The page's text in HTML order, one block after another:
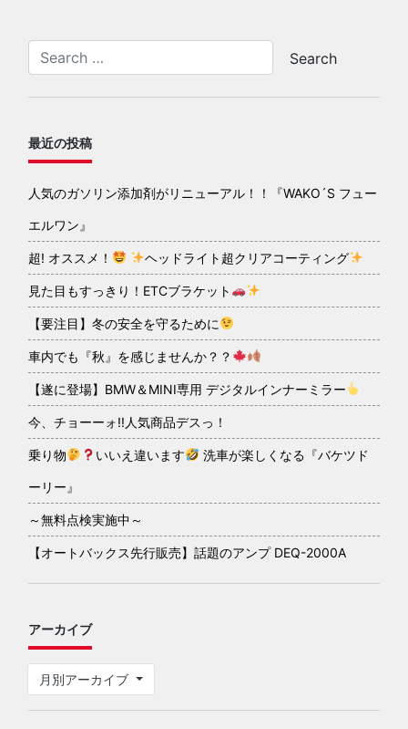
最近の投稿
人気のガソリン添加剤がリニューアル！！『WAKO´S フュー
エルワン』
超! オススメ！ ヘッドライト超クリアコーティング
見た目もすっきり！ETCブラケット
【要注目】冬の安全を守るために
車内でも『秋』を感じませんか？？
【遂に登場】BMW＆MINI専用 デジタルインナーミラー
今、チョーーォ!!人気商品デスっ！
乗り物 いいえ違います 洗車が楽しくなる『バケツド
ーリー』
～無料点検実施中～
【オートバックス先行販売】話題のアンプ DEQ-2000A
アーカイブ
月別アーカイブ